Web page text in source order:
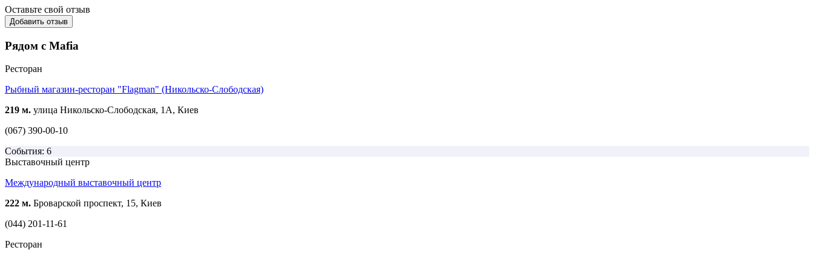
Оставьте свой отзыв
Добавить отзыв
Рядом с Mafia
Ресторан
Рыбный магазин-ресторан "Flagman" (Никольско-Слободская)
219 м. улица Никольско-Слободская, 1А, Киев
(067) 390-00-10
События: 6
Выставочный центр
Международный выставочный центр
222 м. Броварской проспект, 15, Киев
(044) 201-11-61
Ресторан